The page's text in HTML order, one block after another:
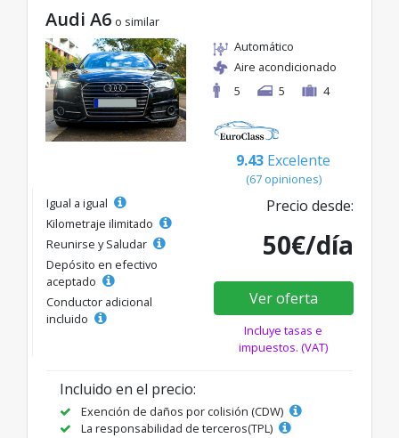
Audi A6 o similar
Automático
Aire acondicionado
5
5 4
9.43 Excelente
(67 opiniones)
Igual a igual
Kilometraje ilimitado
Reunirse y Saludar
Depósito en efectivo
aceptado
Conductor adicional
incluido
Precio desde:
50€/día
Ver oferta
Incluye tasas e
impuestos. (VAT)
Incluido en el precio:
Exención de daños por colisión (CDW)
La responsabilidad de terceros(TPL)